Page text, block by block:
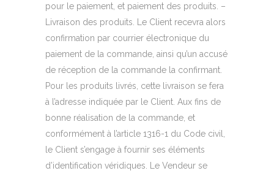
pour le paiement, et paiement des produits. –
Livraison des produits. Le Client recevra alors
confirmation par courrier électronique du
paiement de la commande, ainsi qu’un accusé
de réception de la commande la confirmant.
Pour les produits livrés, cette livraison se fera
à l’adresse indiquée par le Client. Aux fins de
bonne réalisation de la commande, et
conformément à l’article 1316-1 du Code civil,
le Client s’engage à fournir ses éléments
d’identification véridiques. Le Vendeur se